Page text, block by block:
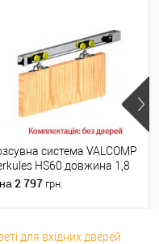
система VALCOMP
HS60 довжина 1,8
1 полотно вагою до 60
2 797 грн.
для вхідних дверей